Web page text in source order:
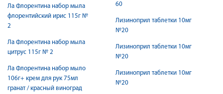
Ла Флорентина набор мыла
флорентийский ирис 115г №
2
Ла Флорентина набор мыла
цитрус 115г № 2
Ла Флорентина набор мыло
106г+ крем для рук 75мл
гранат / красный виноград
60
Лизиноприл таблетки 10мг
№20
Лизиноприл таблетки 10мг
№20
Лизиноприл таблетки 10мг
№20